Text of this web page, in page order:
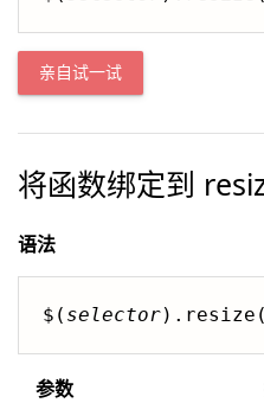
亲自试一试
将函数绑定到
语法
$( selector).resize(
参数